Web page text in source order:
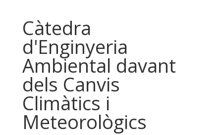
Càtedra
d'Enginyeria
Ambiental davant
dels Canvis
Climàtics i
Meteorològics